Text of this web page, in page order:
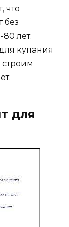
что
без
лет.
купания
для